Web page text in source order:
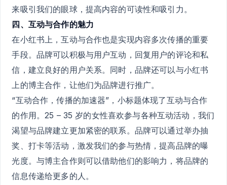
来吸引我们的眼球，提高内容的可读性和吸引力。
四、互动与合作的魅力
在小红书上，互动与合作也是实现内容多次传播的重要
手段。品牌可以积极与用户互动，回复用户的评论和私
信，建立良好的用户关系。同时，品牌还可以与小红书
上的博主合作，让他们为品牌进行推广。
“互动合作，传播的加速器”，小标题体现了互动与合作
的作用。25 – 35 岁的女性喜欢参与各种互动活动，我们
渴望与品牌建立更加紧密的联系。品牌可以通过举办抽
奖、打卡等活动，激发我们的参与热情，提高品牌的曝
光度。与博主合作则可以借助他们的影响力，将品牌的
信息传递给更多的人。